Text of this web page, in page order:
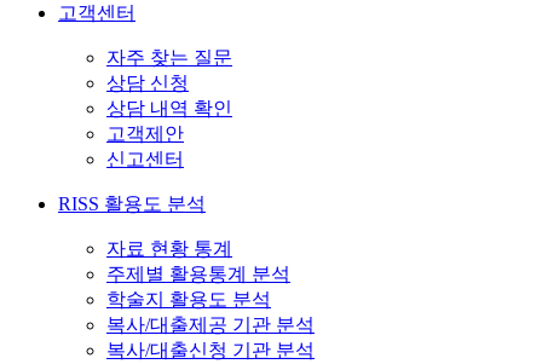
고객센터
자주 찾는 질문
상담 신청
상담 내역 확인
고객제안
신고센터
RISS 활용도 분석
자료 현황 통계
주제별 활용통계 분석
학술지 활용도 분석
복사/대출제공 기관 분석
복사/대출신청 기관 분석